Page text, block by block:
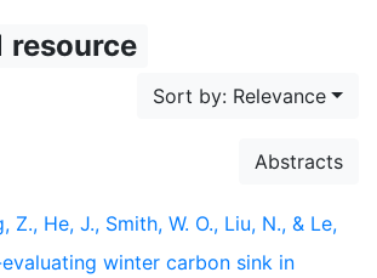
resource
Sort by: Relevance
Abstracts
Z., He, J., Smith, W. O., Liu, N., & Le,
winter carbon sink in